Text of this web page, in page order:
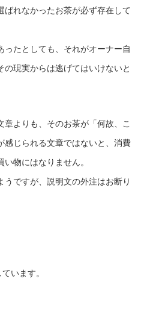
ばれなかったお茶が必ず存在して
ったとしても、それがオーナー自
現実からは逃げてはいけないと
よりも、そのお茶が「何故、こ
感じられる文章ではないと、消費
物にはなりません。
うですが、説明文の外注はお断り
います。